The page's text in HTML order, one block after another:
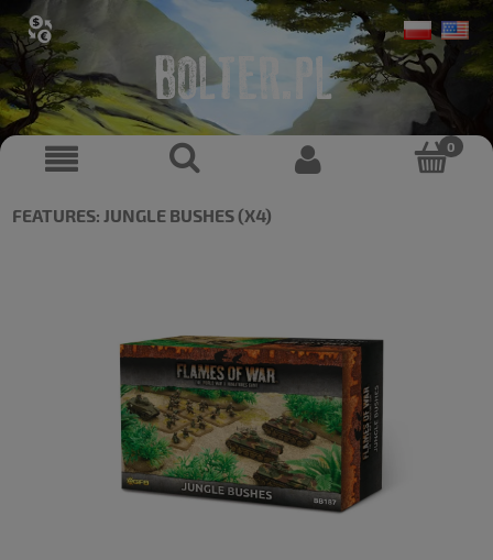
FEATURES: JUNGLE BUSHES (X4)